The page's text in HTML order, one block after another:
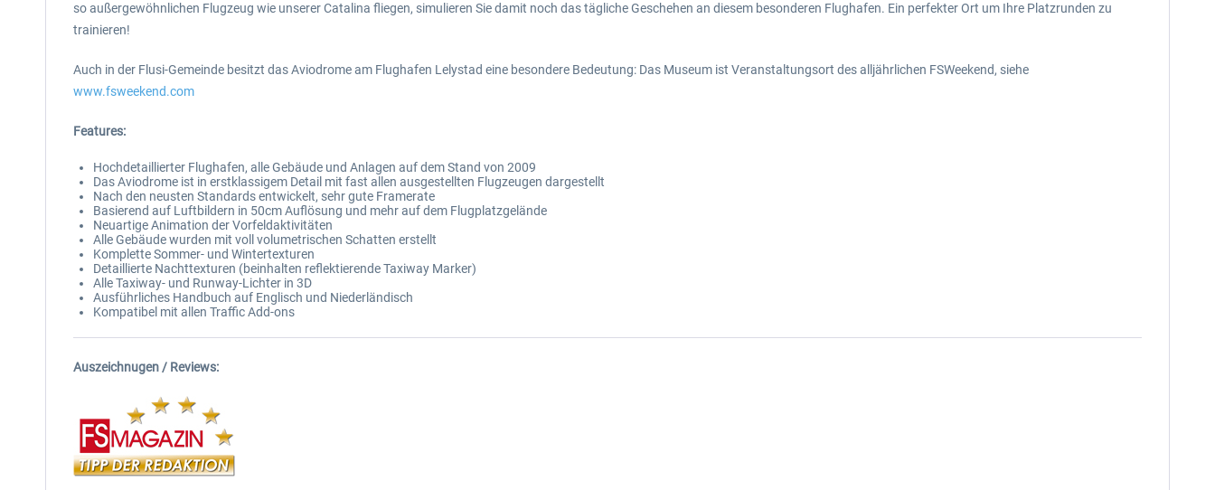
so außergewöhnlichen Flugzeug wie unserer Catalina fliegen, simulieren Sie damit noch das tägliche Geschehen an diesem besonderen Flughafen. Ein perfekter Ort um Ihre Platzrunden zu
trainieren!
Auch in der Flusi-Gemeinde besitzt das Aviodrome am Flughafen Lelystad eine besondere Bedeutung: Das Museum ist Veranstaltungsort des alljährlichen FSWeekend, siehe
www.fsweekend.com
Features:
Hochdetaillierter Flughafen, alle Gebäude und Anlagen auf dem Stand von 2009
Das Aviodrome ist in erstklassigem Detail mit fast allen ausgestellten Flugzeugen dargestellt
Nach den neusten Standards entwickelt, sehr gute Framerate
Basierend auf Luftbildern in 50cm Auflösung und mehr auf dem Flugplatzgelände
Neuartige Animation der Vorfeldaktivitäten
Alle Gebäude wurden mit voll volumetrischen Schatten erstellt
Komplette Sommer- und Wintertexturen
Detaillierte Nachttexturen (beinhalten reflektierende Taxiway Marker)
Alle Taxiway- und Runway-Lichter in 3D
Ausführliches Handbuch auf Englisch und Niederländisch
Kompatibel mit allen Traffic Add-ons
Auszeichnugen / Reviews: